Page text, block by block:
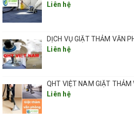
Đội ngũ nhân viên
phục vụ tận tình
Có mặt nhanh
Liên hệ
Liên hệ
Liên hệ